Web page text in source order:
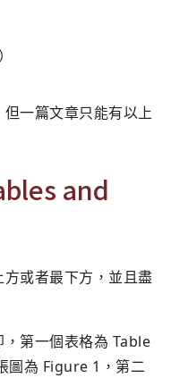
一篇文章只能有以上
and
或者最下方，並且盡
第一個表格為 Table
圖為 Figure 1，第二